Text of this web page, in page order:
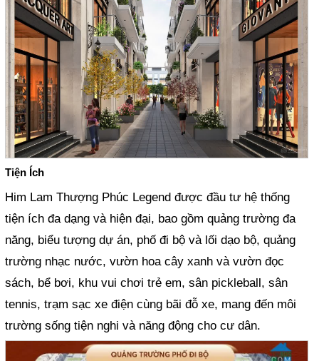
Tiện Ích
Him Lam Thượng Phúc Legend được đầu tư hệ thống
tiện ích đa dạng và hiện đại, bao gồm quảng trường đa
năng, biểu tượng dự án, phố đi bộ và lối dạo bộ, quảng
trường nhạc nước, vườn hoa cây xanh và vườn đọc
sách, bể bơi, khu vui chơi trẻ em, sân pickleball, sân
tennis, trạm sạc xe điện cùng bãi đỗ xe, mang đến môi
trường sống tiện nghi và năng động cho cư dân.